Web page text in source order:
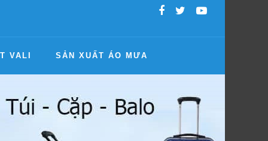
VALI SẢN XUẤT ÁO MƯA